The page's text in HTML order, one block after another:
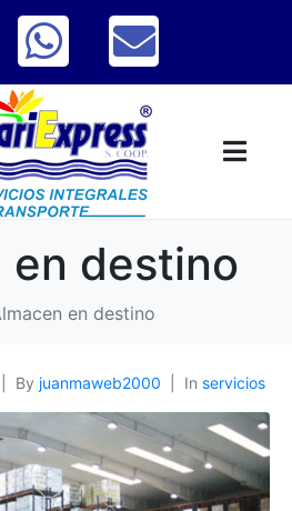
en destino
en destino
By juanmaweb2000 In servicios